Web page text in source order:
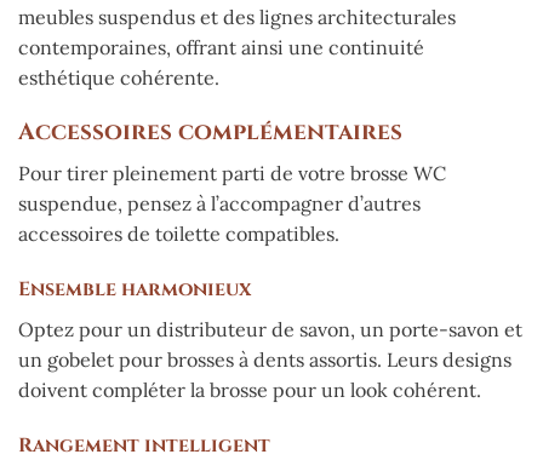
meubles suspendus et des lignes architecturales
contemporaines, offrant ainsi une continuité
esthétique cohérente.
Accessoires complémentaires
Pour tirer pleinement parti de votre brosse WC
suspendue, pensez à l’accompagner d’autres
accessoires de toilette compatibles.
Ensemble harmonieux
Optez pour un distributeur de savon, un porte-savon et
un gobelet pour brosses à dents assortis. Leurs designs
doivent compléter la brosse pour un look cohérent.
Rangement intelligent